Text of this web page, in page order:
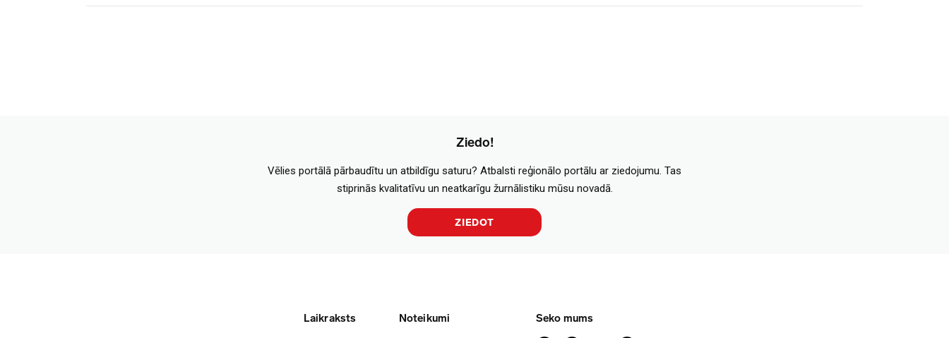
Ziedo!
Vēlies portālā pārbaudītu un atbildīgu saturu? Atbalsti reģionālo portālu ar ziedojumu. Tas
stiprinās kvalitatīvu un neatkarīgu žurnālistiku mūsu novadā.
ZIEDOT
Laikraksts Noteikumi Seko mums